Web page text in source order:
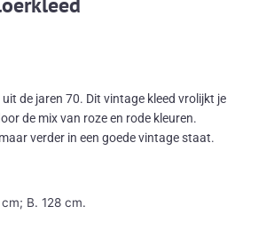
de jaren 70. Dit vintage kleed vrolijkt je
de mix van roze en rode kleuren.
verder in een goede vintage staat.
cm; B. 128 cm.